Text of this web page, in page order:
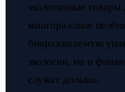
экологичные
многоразовые
биоразлагаемую
экологии, но и
служат дольше.